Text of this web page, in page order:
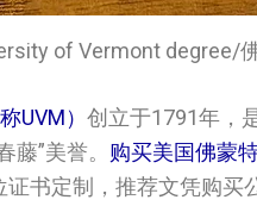
of Vermont degree/
UVM） 创立于1791年，
”美誉。 购买美国佛蒙
书定制，推荐文凭购